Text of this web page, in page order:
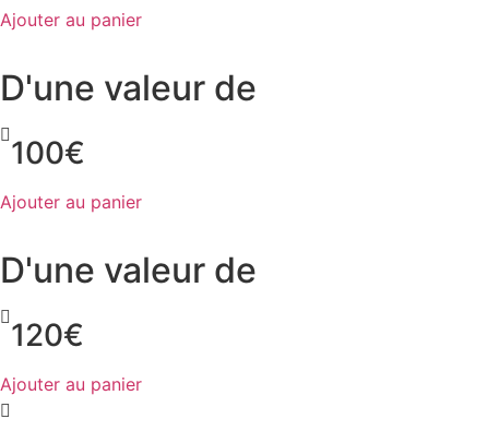
Ajouter au panier
D'une valeur de
100€
Ajouter au panier
D'une valeur de
120€
Ajouter au panier